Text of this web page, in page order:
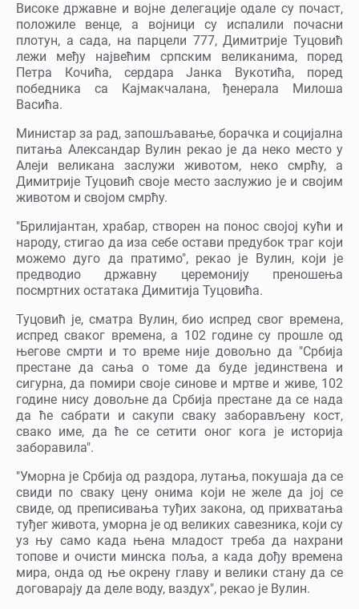
Високе државне и војне делегације одале су почаст,
положиле венце, а војници су испалили почасни
плотун, а сада, на парцели 777, Димитрије Туцовић
лежи међу највећим српским великанима, поред
Петра Кочића, сердара Јанка Вукотића, поред
победника са Кајмакчалана, ђенерала Милоша
Васића.
Министар за рад, запошљавање, борачка и социјална
питања Александар Вулин рекао је да неко место у
Алеји великана заслужи животом, неко смрћу, а
Димитрије Туцовић своје место заслужио је и својим
животом и својом смрћу.
"Брилијантан, храбар, створен на понос својој кући и
народу, стигао да иза себе остави предубок траг који
можемо дуго да пратимо", рекао је Вулин, који је
предводио државну церемонију преношења
посмртних остатака Димитија Туцовића.
Туцовић је, сматра Вулин, био испред свог времена,
испред сваког времена, а 102 године су прошле од
његове смрти и то време није довољно да "Србија
престане да сања о томе да буде јединствена и
сигурна, да помири своје синове и мртве и живе, 102
године нису довољне да Србија престане да се нада
да ће сабрати и сакупи сваку заборављену кост,
свако име, да ће се сетити оног кога је историја
заборавила".
"Уморна је Србија од раздора, лутања, покушаја да се
свиди по сваку цену онима који не желе да јој се
свиде, од преписивања туђих закона, од прихватања
туђег живота, уморна је од великих савезника, који су
уз њу само када њена младост треба да нахрани
топове и очисти минска поља, а када дођу времена
мира, онда од ње окрену главу и велики стану да се
договарају да деле воду, ваздух", рекао је Вулин.